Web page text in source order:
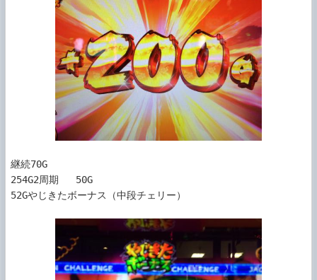
継続70G
254G2周期   50G
52Gやじきたボーナス（中段チェリー）